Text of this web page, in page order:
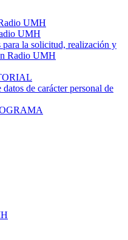
UMH
UMH
la solicitud, realización y
Radio UMH
de carácter personal de